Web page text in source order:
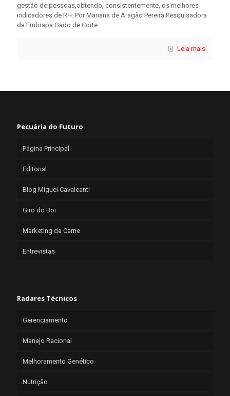
gestão de pessoas,obtendo, consistentemente, os melhores
indicadores de RH. Por Mariana de Aragão Pereira Pesquisadora
da Embrapa Gado de Corte.
Leia mais
Pecuária do Futuro
Página Principal
Editorial
Blog Miguel Cavalcanti
Giro do Boi
Marketing da Carne
Entrevistas
Radares Técnicos
Gerenciamento
Manejo Racional
Melhoramento Genético
Nutrição